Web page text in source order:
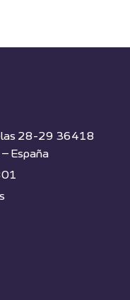
28-29 36418
España